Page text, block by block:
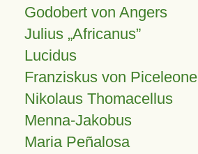
Godobert von Angers
Julius Africanus
Lucidus
Franziskus von Piceleone
Nikolaus Thomacellus
Menna-Jakobus
Maria Peñalosa